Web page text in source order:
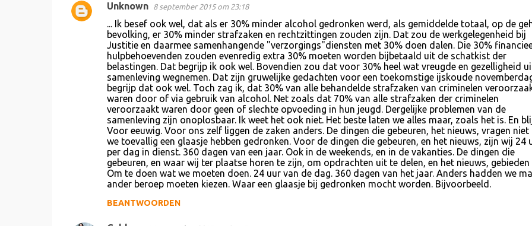
Unknown 8 september 2015 om 23:18
... Ik besef ook wel, dat als er 30% minder alcohol gedronken werd, als gemiddelde totaal, op de
bevolking, er 30% minder strafzaken en rechtzittingen zouden zijn. Dat zou de werkgelegenheid bij
Justitie en daarmee samenhangende "verzorgings"diensten met 30% doen dalen. Die 30%
hulpbehoevenden zouden evenredig extra 30% moeten worden bijbetaald uit de schatkist der
belastingen. Dat begrijp ik ook wel. Bovendien zou dat voor 30% heel wat vreugde en gezelligheid
samenleving wegnemen. Dat zijn gruwelijke gedachten voor een toekomstige ijskoude
begrijp dat ook wel. Toch zag ik, dat 30% van alle behandelde strafzaken van criminelen
waren door of via gebruik van alcohol. Net zoals dat 70% van alle strafzaken der criminelen
veroorzaakt waren door geen of slechte opvoeding in hun jeugd. Dergelijke problemen van de
samenleving zijn onoplosbaar. Ik weet het ook niet. Het beste laten we alles maar, zoals het is. En
Voor eeuwig. Voor ons zelf liggen de zaken anders. De dingen die gebeuren, het nieuws, vragen niet
we toevallig een glaasje hebben gedronken. Voor de dingen die gebeuren, en het nieuws, zijn wij 24
per dag in dienst. 360 dagen van een jaar. Ook in de weekends, en in de vakanties. De dingen die
gebeuren, en waar wij ter plaatse horen te zijn, om opdrachten uit te delen, en het nieuws, gebieden
Om te doen wat we moeten doen. 24 uur van de dag. 360 dagen van het jaar. Anders hadden we
ander beroep moeten kiezen. Waar een glaasje bij gedronken mocht worden. Bijvoorbeeld.
BEANTWOORDEN